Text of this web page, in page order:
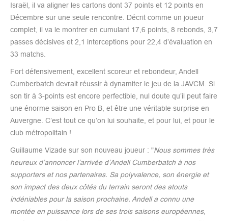
Israël, il va aligner les cartons dont 37 points et 12 points en
Décembre sur une seule rencontre. Décrit comme un joueur
complet, il va le montrer en cumulant 17,6 points, 8 rebonds, 3,7
passes décisives et 2,1 interceptions pour 22,4 d’évaluation en
33 matchs.
Fort défensivement, excellent scoreur et rebondeur, Andell
Cumberbatch devrait réussir à dynamiter le jeu de la JAVCM. Si
son tir à 3-points est encore perfectible, nul doute qu’il peut faire
une énorme saison en Pro B, et être une véritable surprise en
Auvergne. C’est tout ce qu’on lui souhaite, et pour lui, et pour le
club métropolitain !
Guillaume Vizade sur son nouveau joueur : "Nous sommes très
heureux d’annoncer l’arrivée d’Andell Cumberbatch à nos
supporters et nos partenaires. Sa polyvalence, son énergie et
son impact des deux côtés du terrain seront des atouts
indéniables pour la saison prochaine. Andell a connu une
montée en puissance lors de ses trois saisons européennes,